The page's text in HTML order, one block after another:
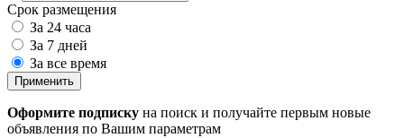
Срок размещения
За 24 часа
За 7 дней
За все время
Применить
Оформите подписку на поиск и получайте первым новые
объявления по Вашим параметрам